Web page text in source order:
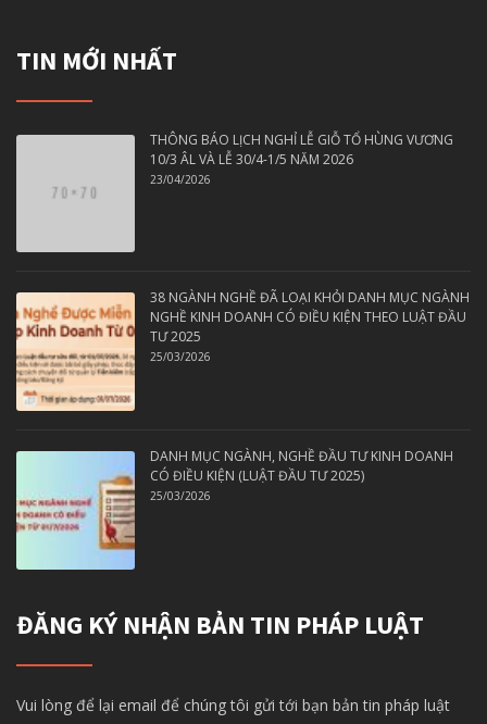
TIN MỚI NHẤT
THÔNG BÁO LỊCH NGHỈ LỄ GIỖ TỔ HÙNG VƯƠNG
10/3 ÂL VÀ LỄ 30/4-1/5 NĂM 2026
23/04/2026
38 NGÀNH NGHỀ ĐÃ LOẠI KHỎI DANH MỤC NGÀNH
NGHỀ KINH DOANH CÓ ĐIỀU KIỆN THEO LUẬT ĐẦU
TƯ 2025
25/03/2026
DANH MỤC NGÀNH, NGHỀ ĐẦU TƯ KINH DOANH
CÓ ĐIỀU KIỆN (LUẬT ĐẦU TƯ 2025)
25/03/2026
ĐĂNG KÝ NHẬN BẢN TIN PHÁP LUẬT
Vui lòng để lại email để chúng tôi gửi tới bạn bản tin pháp luật